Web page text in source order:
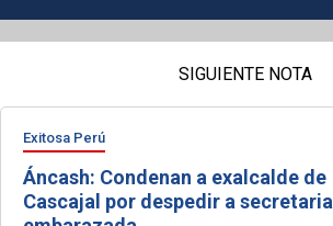
SIGUIENTE NOTA
Exitosa Perú
Áncash: Condenan a exalcalde de
Cascajal por despedir a secretaria